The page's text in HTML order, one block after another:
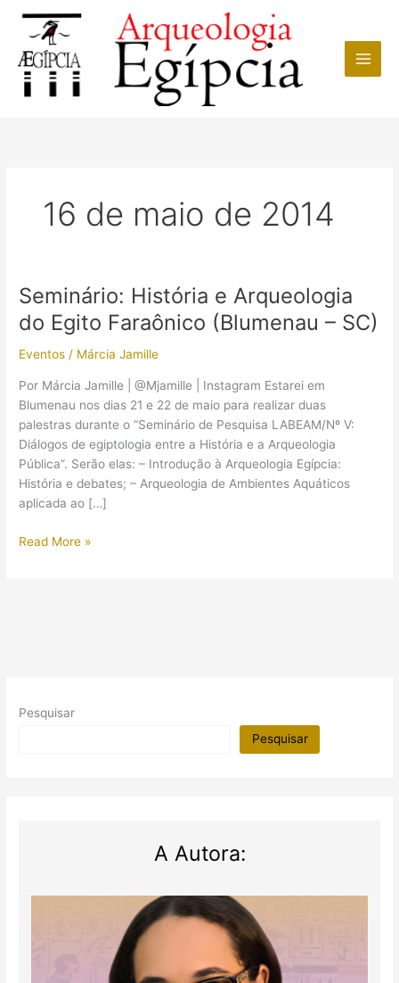
conteúdo
16 de maio de 2014
Seminário: História e Arqueologia
do Egito Faraônico (Blumenau – SC)
Eventos / Márcia Jamille
Por Márcia Jamille | @Mjamille | Instagram Estarei em
Blumenau nos dias 21 e 22 de maio para realizar duas
palestras durante o “Seminário de Pesquisa LABEAM/Nº V:
Diálogos de egiptologia entre a História e a Arqueologia
Pública”. Serão elas: – Introdução à Arqueologia Egípcia:
História e debates; – Arqueologia de Ambientes Aquáticos
aplicada ao […]
Seminário:
SC)
Read More »
Pesquisar
Pesquisar
A Autora: